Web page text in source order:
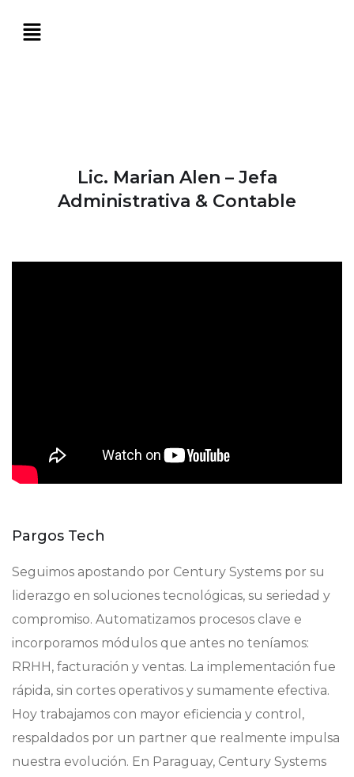
Lic. Marian Alen – Jefa
Administrativa & Contable
Pargos Tech
Seguimos apostando por Century Systems por su
liderazgo en soluciones tecnológicas, su seriedad y
compromiso. Automatizamos procesos clave e
incorporamos módulos que antes no teníamos:
RRHH, facturación y ventas. La implementación fue
rápida, sin cortes operativos y sumamente efectiva.
Hoy trabajamos con mayor eficiencia y control,
respaldados por un partner que realmente impulsa
nuestra evolución. En Paraguay, Century Systems